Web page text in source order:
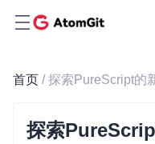
首页
探索